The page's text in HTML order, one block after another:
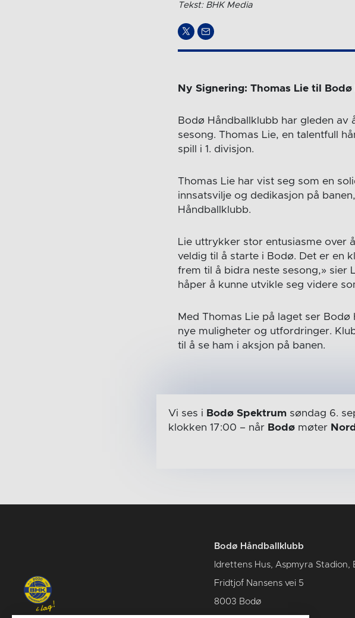
Tekst: BHK Media
Ny Signering: Thomas Lie til
Bodø Håndballklubb har gleden av
sesong. Thomas Lie, en talentfull
spill i 1. divisjon.
Thomas Lie har vist seg som en
innsatsvilje og dedikasjon på
Håndballklubb.
Lie uttrykker stor entusiasme over
veldig til å starte i Bodø. Det er en
frem til å bidra neste sesong,» sier
håper å kunne utvikle seg videre
Med Thomas Lie på laget ser
nye muligheter og utfordringer.
til å se ham i aksjon på banen.
Vi ses i Bodø Spektrumsøndag 6.
klokken 17:00 – når Bodømøter
Bodø Håndballklubb
Idrettens Hus, Aspmyra Stadion,
Fridtjof Nansens vei 5
8003 Bodø